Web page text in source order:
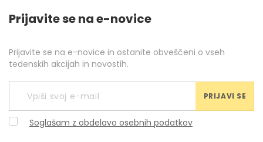
Prijavite se na e-novice
Prijavite se na e-novice in ostanite obveščeni o vseh
tedenskih akcijah in novostih.
PRIJAVI SE
Soglašam z obdelavo osebnih podatkov